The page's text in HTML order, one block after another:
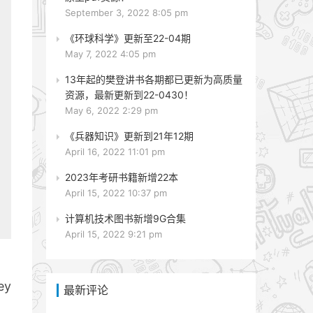
September 3, 2022 8:05 pm
《环球科学》更新至22-04期
May 7, 2022 4:05 pm
13年起的樊登讲书各期都已更新为高质量
资源，最新更新到22-0430！
May 6, 2022 2:29 pm
《兵器知识》更新到21年12期
April 16, 2022 11:01 pm
2023年考研书籍新增22本
April 15, 2022 10:37 pm
计算机技术图书新增9G合集
April 15, 2022 9:21 pm
最新评论